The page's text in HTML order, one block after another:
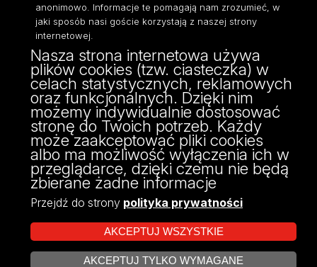
ul. Narutowicza 68, 90-136 Łódź
NIP: 724 000 32 43
Adres do doręczeń elektronicznych (ADE):
AE:PL-74796-17640-IHHIV-17
KONTAKT
anonimowo. Informacje te pomagają nam zrozumieć, w
jaki sposób nasi goście korzystają z naszej strony
internetowej.
Nasza strona internetowa używa
plików cookies (tzw. ciasteczka) w
celach statystycznych, reklamowych
oraz funkcjonalnych. Dzięki nim
możemy indywidualnie dostosować
stronę do Twoich potrzeb. Każdy
może zaakceptować pliki cookies
albo ma możliwość wyłączenia ich w
przeglądarce, dzięki czemu nie będą
zbierane żadne informacje
Przejdź do strony polityka prywatności
AKCEPTUJ WSZYSTKIE
AKCEPTUJ TYLKO WYMAGANE